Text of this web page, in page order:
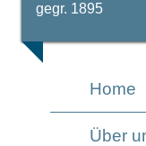
gegr. 1895
Home
Über